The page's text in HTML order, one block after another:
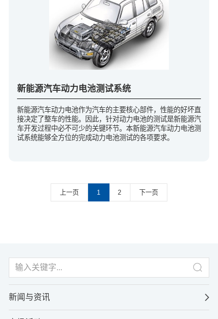
新能源汽车动力电池测试系统
新能源汽车动力电池作为汽车的主要核心部件，性能的好坏直
接决定了整车的性能。因此，针对动力电池的测试是新能源汽
车开发过程中必不可少的关键环节。本新能源汽车动力电池测
试系统能够全方位的完成动力电池测试的各项要求。
上一页 1 2 下一页
新闻与资讯